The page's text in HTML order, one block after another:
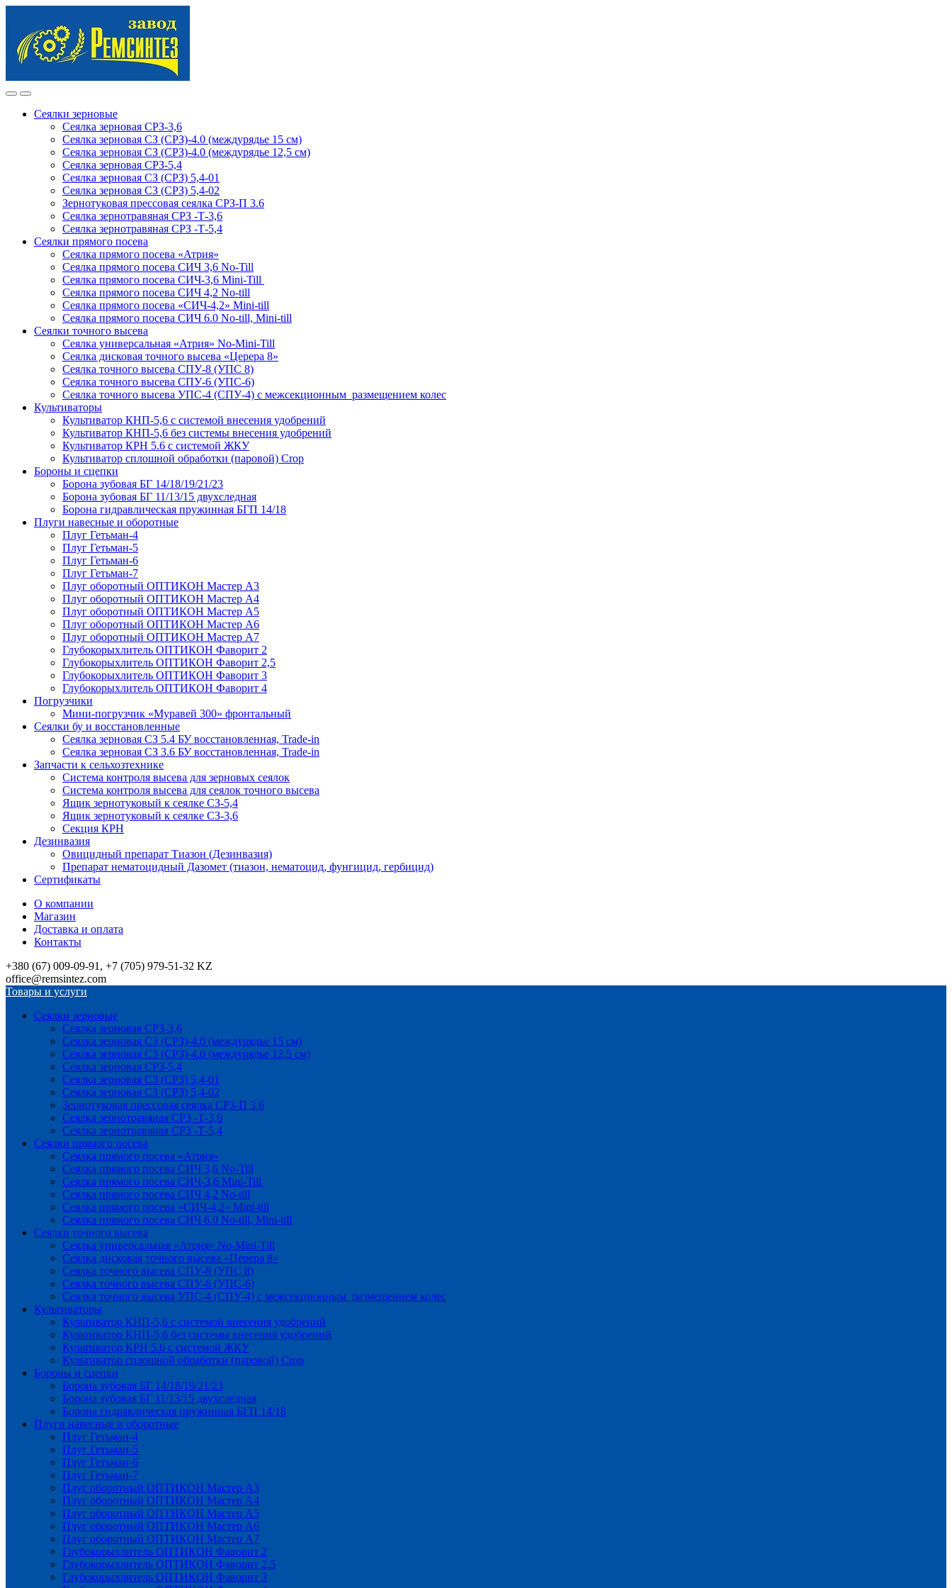
navigation
content
Сеялки зерновые
Сеялка зерновая СРЗ-3,6
Сеялка зерновая СЗ (СРЗ)-4.0 (междурядье 15 см)
Сеялка зерновая СЗ (СРЗ)-4.0 (междурядье 12,5 см)
Сеялка зерновая СРЗ-5,4
Сеялка зерновая СЗ (СРЗ) 5,4-01
Сеялка зерновая СЗ (СРЗ) 5,4-02
Зернотуковая прессовая сеялка СРЗ-П 3.6
Сеялка зернотравяная СРЗ -Т-3,6
Сеялка зернотравяная СРЗ -Т-5,4
Сеялки прямого посева
Сеялка прямого посева «Атрия»
Сеялка прямого посева СИЧ 3,6 No-Till
Сеялка прямого посева СИЧ-3,6 Mini-Till
Сеялка прямого посева СИЧ 4,2 No-till
Сеялка прямого посева «СИЧ-4,2» Mini-till
Сеялка прямого посева СИЧ 6.0 No-till, Mini-till
Сеялки точного высева
Сеялка универсальная «Атрия» No-Mini-Till
Сеялка дисковая точного высева «Церера 8»
Сеялка точного высева СПУ-8 (УПС 8)
Сеялка точного высева СПУ-6 (УПС-6)
Сеялка точного высева УПС-4 (СПУ-4) с межсекционным размещением колес
Культиваторы
Культиватор КНП-5,6 с системой внесения удобрений
Культиватор КНП-5,6 без системы внесения удобрений
Культиватор КРН 5.6 с системой ЖКУ
Культиватор сплошной обработки (паровой) Crop
Бороны и сцепки
Борона зубовая БГ 14/18/19/21/23
Борона зубовая БГ 11/13/15 двухследная
Борона гидравлическая пружинная БГП 14/18
Плуги навесные и оборотные
Плуг Гетьман-4
Плуг Гетьман-5
Плуг Гетьман-6
Плуг Гетьман-7
Плуг оборотный ОПТИКОН Мастер А3
Плуг оборотный ОПТИКОН Мастер А4
Плуг оборотный ОПТИКОН Мастер А5
Плуг оборотный ОПТИКОН Мастер А6
Плуг оборотный ОПТИКОН Мастер А7
Глубокорыхлитель ОПТИКОН Фаворит 2
Глубокорыхлитель ОПТИКОН Фаворит 2,5
Глубокорыхлитель ОПТИКОН Фаворит 3
Глубокорыхлитель ОПТИКОН Фаворит 4
Погрузчики
Мини-погрузчик «Муравей 300» фронтальный
Сеялки бу и восстановленные
Сеялка зерновая СЗ 5.4 БУ восстановленная, Trade-in
Сеялка зерновая СЗ 3.6 БУ восстановленная, Trade-in
Запчасти к сельхозтехнике
Система контроля высева для зерновых сеялок
Система контроля высева для сеялок точного высева
Ящик зернотуковый к сеялке СЗ-5,4
Ящик зернотуковый к сеялке СЗ-3,6
Секция КРН
Дезинвазия
Овицидный препарат Тиазон (Дезинвазия)
Препарат нематоцидный Дазомет (тиазон, нематоцид, фунгицид, гербицид)
Сертификаты
О компании
Магазин
Доставка и оплата
Контакты
+380 (67) 009-09-91, +7 (705) 979-51-32 KZ
office@remsintez.com
Товары и услуги
Сеялки зерновые
Сеялка зерновая СРЗ-3,6
Сеялка зерновая СЗ (СРЗ)-4.0 (междурядье 15 см)
Сеялка зерновая СЗ (СРЗ)-4.0 (междурядье 12,5 см)
Сеялка зерновая СРЗ-5,4
Сеялка зерновая СЗ (СРЗ) 5,4-01
Сеялка зерновая СЗ (СРЗ) 5,4-02
Зернотуковая прессовая сеялка СРЗ-П 3.6
Сеялка зернотравяная СРЗ -Т-3,6
Сеялка зернотравяная СРЗ -Т-5,4
Сеялки прямого посева
Сеялка прямого посева «Атрия»
Сеялка прямого посева СИЧ 3,6 No-Till
Сеялка прямого посева СИЧ-3,6 Mini-Till
Сеялка прямого посева СИЧ 4,2 No-till
Сеялка прямого посева «СИЧ-4,2» Mini-till
Сеялка прямого посева СИЧ 6.0 No-till, Mini-till
Сеялки точного высева
Сеялка универсальная «Атрия» No-Mini-Till
Сеялка дисковая точного высева «Церера 8»
Сеялка точного высева СПУ-8 (УПС 8)
Сеялка точного высева СПУ-6 (УПС-6)
Сеялка точного высева УПС-4 (СПУ-4) с межсекционным размещением колес
Культиваторы
Культиватор КНП-5,6 с системой внесения удобрений
Культиватор КНП-5,6 без системы внесения удобрений
Культиватор КРН 5.6 с системой ЖКУ
Культиватор сплошной обработки (паровой) Crop
Бороны и сцепки
Борона зубовая БГ 14/18/19/21/23
Борона зубовая БГ 11/13/15 двухследная
Борона гидравлическая пружинная БГП 14/18
Плуги навесные и оборотные
Плуг Гетьман-4
Плуг Гетьман-5
Плуг Гетьман-6
Плуг Гетьман-7
Плуг оборотный ОПТИКОН Мастер А3
Плуг оборотный ОПТИКОН Мастер А4
Плуг оборотный ОПТИКОН Мастер А5
Плуг оборотный ОПТИКОН Мастер А6
Плуг оборотный ОПТИКОН Мастер А7
Глубокорыхлитель ОПТИКОН Фаворит 2
Глубокорыхлитель ОПТИКОН Фаворит 2,5
Глубокорыхлитель ОПТИКОН Фаворит 3